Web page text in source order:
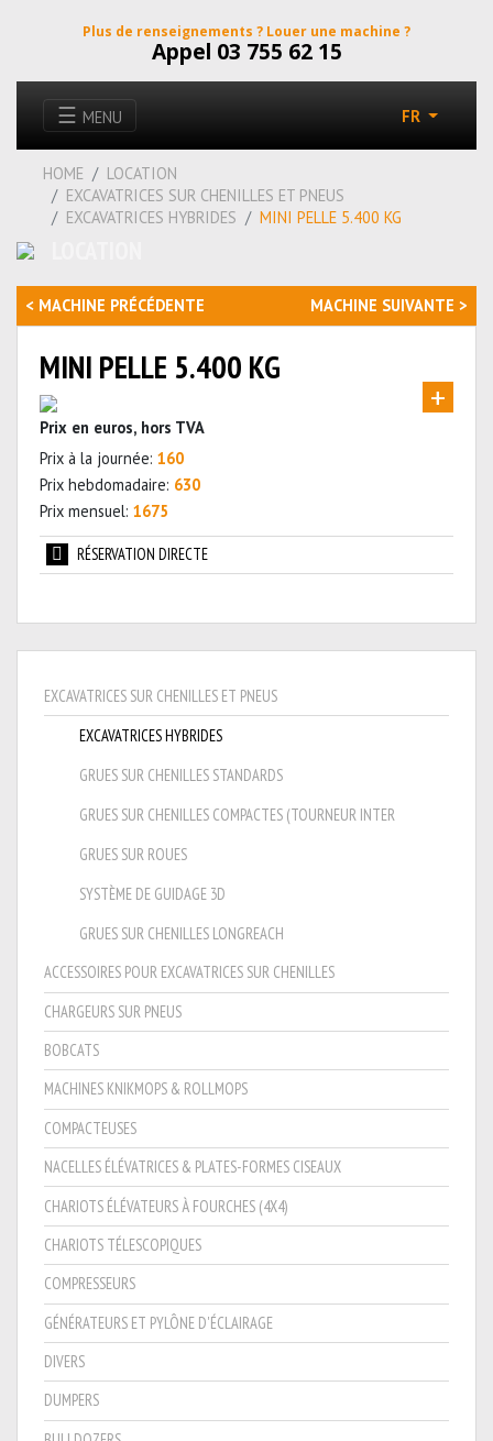
Plus de renseignements ? Louer une machine ?
Appel 03 755 62 15
☰ MENU FR
HOME
LOCATION
EXCAVATRICES SUR CHENILLES ET PNEUS
EXCAVATRICES HYBRIDES
MINI PELLE 5.400 KG
< MACHINE PRÉCÉDENTE MACHINE SUIVANTE >
MINI PELLE 5.400 KG
Prix en euros, hors TVA
Prix à la journée: 160
Prix hebdomadaire: 630
Prix mensuel: 1675
RÉSERVATION DIRECTE
EXCAVATRICES SUR CHENILLES ET PNEUS
EXCAVATRICES HYBRIDES
GRUES SUR CHENILLES STANDARDS
GRUES SUR CHENILLES COMPACTES (TOURNEUR INTER
GRUES SUR ROUES
SYSTÈME DE GUIDAGE 3D
GRUES SUR CHENILLES LONGREACH
ACCESSOIRES POUR EXCAVATRICES SUR CHENILLES
CHARGEURS SUR PNEUS
BOBCATS
MACHINES KNIKMOPS & ROLLMOPS
COMPACTEUSES
NACELLES ÉLÉVATRICES & PLATES-FORMES CISEAUX
CHARIOTS ÉLÉVATEURS À FOURCHES (4X4)
CHARIOTS TÉLESCOPIQUES
COMPRESSEURS
GÉNÉRATEURS ET PYLÔNE D'ÉCLAIRAGE
DIVERS
DUMPERS